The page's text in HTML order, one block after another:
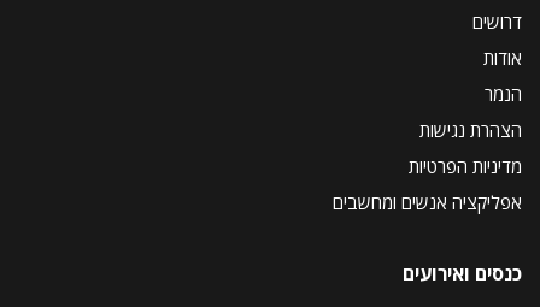
דרושים
אודות
הנמר
הצהרת נגישות
מדיניות הפרטיות
אפליקציה אנשים ומחשבים
כנסים ואירועים